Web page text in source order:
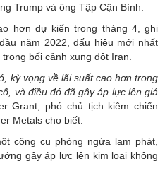
Trump và ông Tập Cận Bình.
hơn dự kiến ​​trong tháng 4, ghi
năm 2022, dấu hiệu mới nhất
bối cảnh xung đột Iran.
kỳ vọng về lãi suất cao hơn trong
và điều đó đã gây áp lực lên giá
Grant, phó chủ tịch kiêm chiến
Metals cho biết.
công cụ phòng ngừa lạm phát,
gây áp lực lên kim loại không